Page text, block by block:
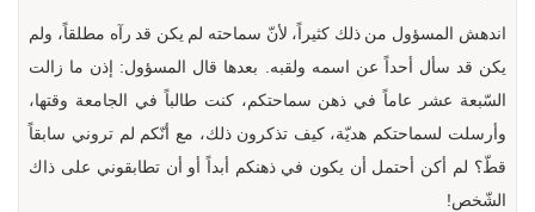
اندهش المسؤول من ذلك كثيراً، لأنّ سماحته لم يكن قد رآه مطلقاً، ولم
يكن قد سأل أحداً عن اسمه ولقبه. بعدها قال المسؤول: إذن ما زالت
السّبعة عشر عاماً في ذهن سماحتكم، كنت طالباً في الجامعة وقتها،
وأرسلت لسماحتكم هديّة، كيف تذكرون ذلك، مع أنّكم لم تروني سابقاً
قطّ؟ لم أكن أحتمل أن يكون في ذهنكم أبداً أو أن تطابقوني على ذاك
الشّخص!